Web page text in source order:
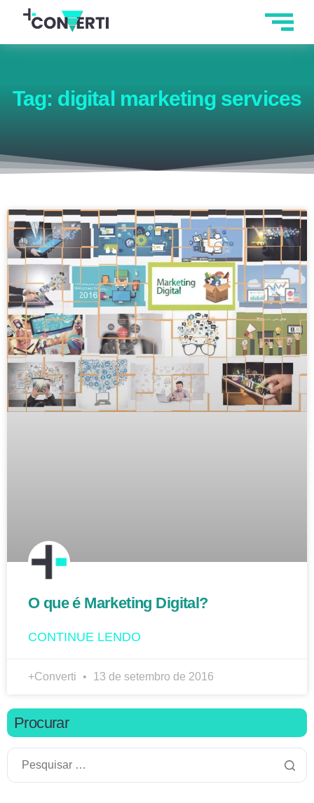
Tag: digital marketing services
O que é Marketing Digital?
CONTINUE LENDO
+Converti 13 de setembro de 2016
Procurar